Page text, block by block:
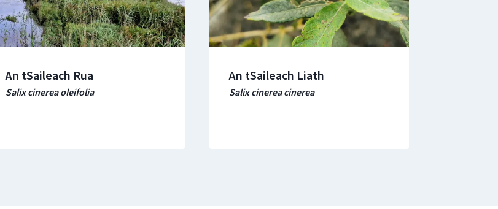
An tSaileach Rua
Salix cinerea oleifolia
An tSaileach Liath
Salix cinerea cinerea